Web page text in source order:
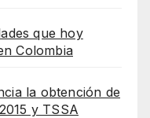
que hoy
Colombia
la obtención de
y TSSA